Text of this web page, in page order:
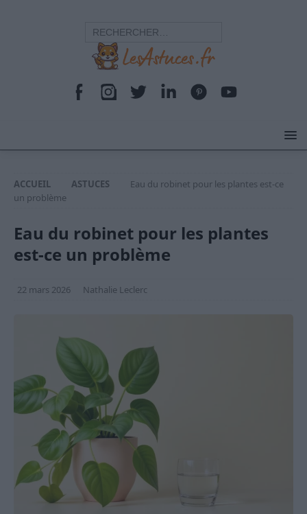
ACCUEIL ASTUCES
Eau du robinet pour les plantes est-ce
un problème
Eau du robinet pour les plantes
est-ce un problème
22 mars 2026 Nathalie Leclerc